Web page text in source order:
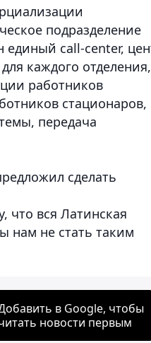
подразделение
единый call-center,
каждого отделения,
работников
стационаров,
передача
сделать
что вся Латинская
нам не стать таким
в Google, чтобы
новости первым